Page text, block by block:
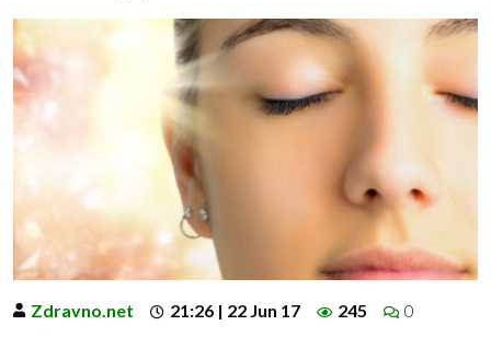
Zdravno.net 21:26 | 22 Jun 17 245 0